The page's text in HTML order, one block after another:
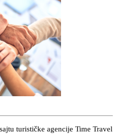
turističke agencije Time Travel